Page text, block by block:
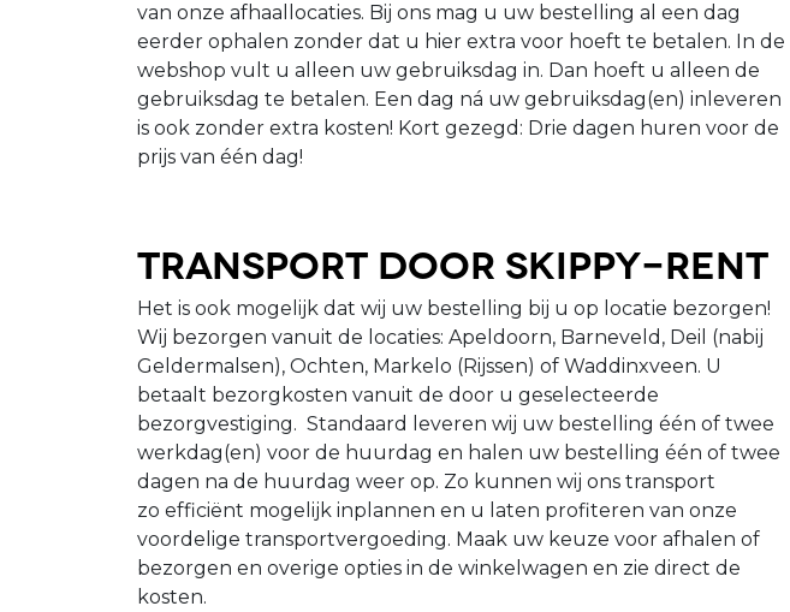
van onze afhaallocaties. Bij ons mag u uw bestelling al een dag
eerder ophalen zonder dat u hier extra voor hoeft te betalen. In de
webshop vult u alleen uw gebruiksdag in. Dan hoeft u alleen de
gebruiksdag te betalen. Een dag ná uw gebruiksdag(en) inleveren
is ook zonder extra kosten! Kort gezegd: Drie dagen huren voor de
prijs van één dag!
Transport door Skippy-Rent
Het is ook mogelijk dat wij uw bestelling bij u op locatie bezorgen!
Wij bezorgen vanuit de locaties: Apeldoorn, Barneveld, Deil (nabij
Geldermalsen), Ochten, Markelo (Rijssen) of Waddinxveen. U
betaalt bezorgkosten vanuit de door u geselecteerde
bezorgvestiging. Standaard leveren wij uw bestelling één of twee
werkdag(en) voor de huurdag en halen uw bestelling één of twee
dagen na de huurdag weer op. Zo kunnen wij ons transport
zo efficiënt mogelijk inplannen en u laten profiteren van onze
voordelige transportvergoeding. Maak uw keuze voor afhalen of
bezorgen en overige opties in de winkelwagen en zie direct de
kosten.